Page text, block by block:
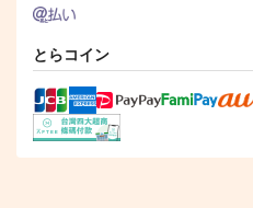
作品詳細
とらコイン